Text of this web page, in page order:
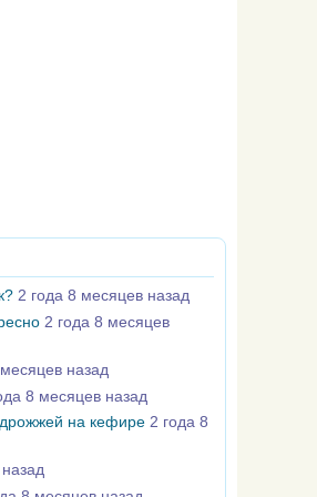
2 года 8 месяцев назад
2 года 8 месяцев
назад
8 месяцев назад
на кефире 2 года 8